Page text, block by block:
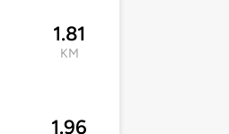
1.81
KM
1.96